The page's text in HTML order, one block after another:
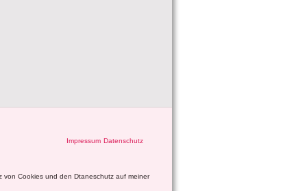
Impressum Datenschutz
von Cookies und den Dtaneschutz auf meiner